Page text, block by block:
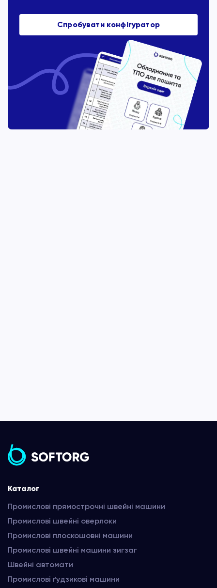
Спробувати конфігуратор
Каталог
Промислові прямострочні швейні машини
Промислові швейні оверлоки
Промислові плоскошовні машини
Промислові швейні машини зигзаг
Швейні автомати
Промислові ґудзикові машини